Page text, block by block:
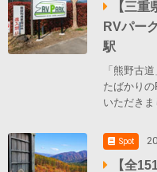
【三
RVパー
駅
「熊野古
たばかり
いただき
Spot
【全